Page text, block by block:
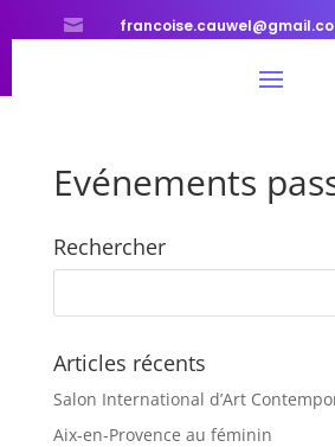

Evénements
Rechercher
Articles récents
Salon International d’Art
Aix-en-Provence au féminin